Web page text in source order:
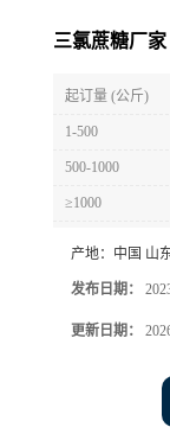
三氯蔗糖厂
起订量 (公斤)
1-500
500-1000
≥1000
产地： 中国 山
发布日期：
更新日期：